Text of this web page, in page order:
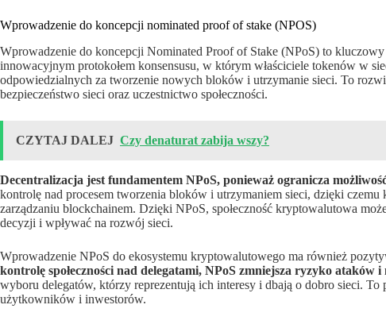
Wprowadzenie do koncepcji nominated proof of stake (NPOS)
Wprowadzenie do koncepcji Nominated Proof of Stake (NPoS) to
innowacyjnym protokołem konsensusu, w którym właściciele tokenów w
odpowiedzialnych za tworzenie nowych bloków i utrzymanie sieci. To
bezpieczeństwo sieci oraz uczestnictwo społeczności.
CZYTAJ DALEJ Czy denaturat zabija wszy?
Decentralizacja jest fundamentem NPoS, ponieważ ogranicza
kontrolę nad procesem tworzenia bloków i utrzymaniem sieci, dzięki
zarządzaniu blockchainem. Dzięki NPoS, społeczność kryptowalutowa
decyzji i wpływać na rozwój sieci.
Wprowadzenie NPoS do ekosystemu kryptowalutowego ma również
kontrolę społeczności nad delegatami, NPoS zmniejsza ryzyko ataków
wyboru delegatów, którzy reprezentują ich interesy i dbają o dobro sieci.
użytkowników i inwestorów.